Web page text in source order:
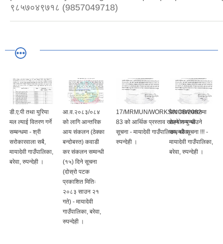
९८५७०४९७१८ (9857049718)
डी.ए.पी तथा युरिया
मल ल्याई वितरण गर्ने
सम्बन्धमा - श्री
सरोकारवाला सबै,
मायादेवी गाउँपालिका,
बरेवा, रुपन्देही ।
आ.व.२०८३/०८४
को लागि आन्तरिक
आय संकलन (ठेक्का
बन्दोबस्त) कवाडी
कर संकलन सम्वन्धी
(१५) दिने सूचना
(दोस्रो पटक
प्रकाशित मितिः
२०८३ साउन २१
गते) - मायादेवी
गाउँपालिका, बरेवा,
रुपन्देही ।
17/MRMUN/WORKS/NCB/2082-
83 को आर्थिक प्रस्ताव खोल्ने सम्बन्धी
सूचना - मायादेवी गाउँपालिका, बरेवा-
रुपन्देही ।
मेला व्यवस्थापनमा
सहयोग पुऱ्याउने
सम्बन्धी सूचना !!! -
मायादेवी गाउँपालिका,
बरेवा, रुपन्देही ।